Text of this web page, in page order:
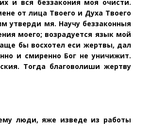
и вся беззакония моя очисти.
от лица Твоего и Духа Твоего
утверди мя. Научу беззаконныя
моего; возрадуется язык мой
бы восхотел еси жертвы, дал
и смиренно Бог не уничижит.
Тогда благоволиши жертву
люди, яже изведе из работы